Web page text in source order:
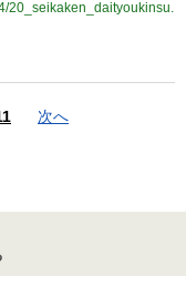
20_seikaken_daityoukinsu.
次へ